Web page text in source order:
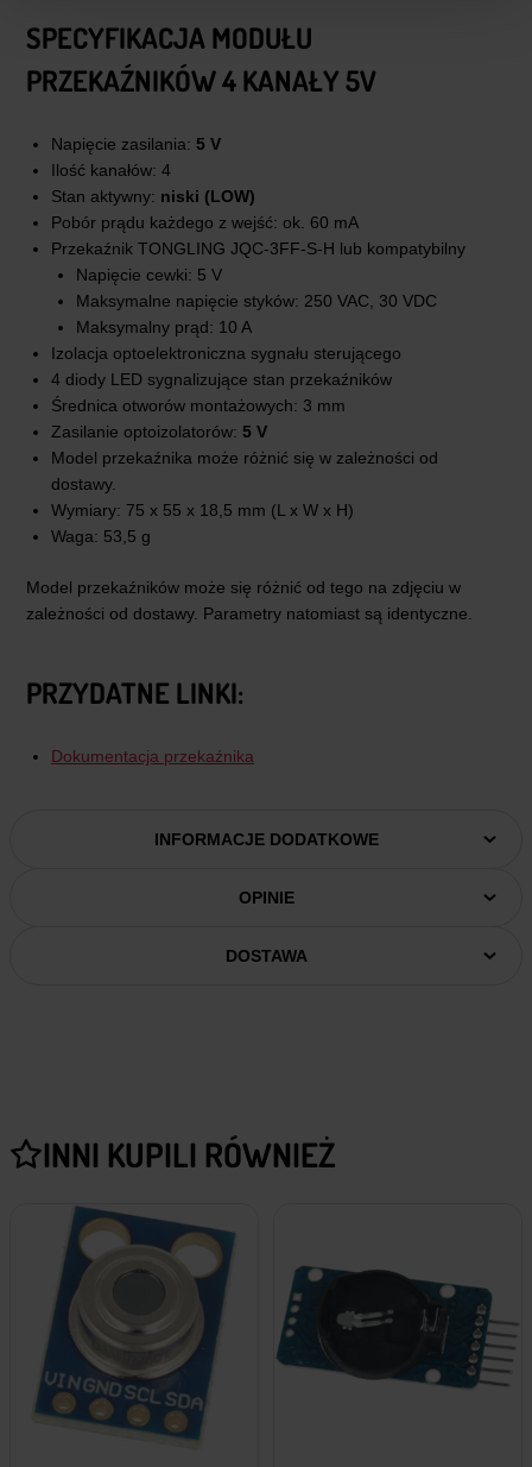
SPECYFIKACJA MODUŁU
PRZEKAŹNIKÓW 4 KANAŁY 5V
Napięcie zasilania: 5 V
Ilość kanałów: 4
Stan aktywny: niski (LOW)
Pobór prądu każdego z wejść: ok. 60 mA
Przekaźnik TONGLING JQC-3FF-S-H lub kompatybilny
Napięcie cewki: 5 V
Maksymalne napięcie styków: 250 VAC, 30 VDC
Maksymalny prąd: 10 A
Izolacja optoelektroniczna sygnału sterującego
4 diody LED sygnalizujące stan przekaźników
Średnica otworów montażowych: 3 mm
Zasilanie optoizolatorów: 5 V
Model przekaźnika może różnić się w zależności od
dostawy.
Wymiary: 75 x 55 x 18,5 mm (L x W x H)
Waga: 53,5 g
Model przekaźników może się różnić od tego na zdjęciu w
zależności od dostawy. Parametry natomiast są identyczne.
PRZYDATNE LINKI:
Dokumentacja przekaźnika
INFORMACJE DODATKOWE
OPINIE
DOSTAWA
INNI KUPILI RÓWNIEŻ